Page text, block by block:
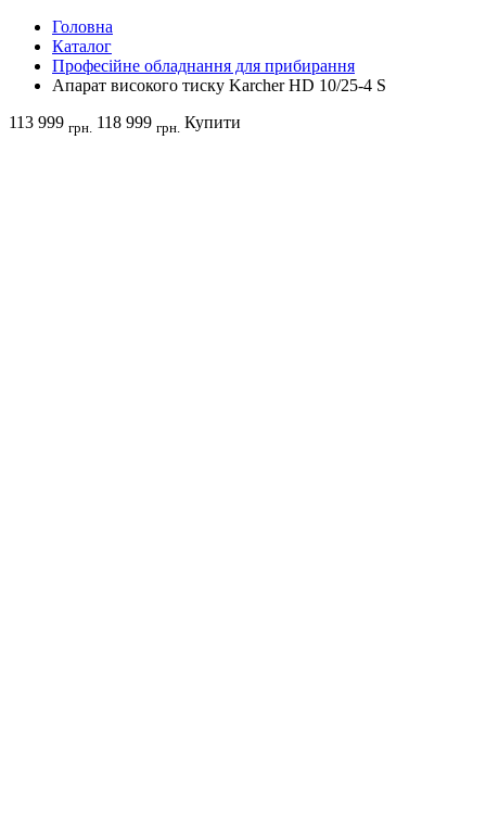
Головна
Каталог
Професійне обладнання для прибирання
Апарат високого тиску Karcher HD 10/25-4 S
113 999 грн. 118 999 грн. Купити